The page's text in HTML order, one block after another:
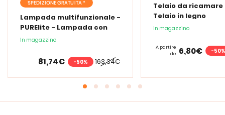
SPEDIZIONE GRATUITA *
Lampada multifunzionale -
PURElite - Lampada con
lente d'ingrandimento
In magazzino
163,34€
81,74€ -50%
Telaio da ricamare
Telaio in legno
In magazzino
A partire
de 6,80€ -50%